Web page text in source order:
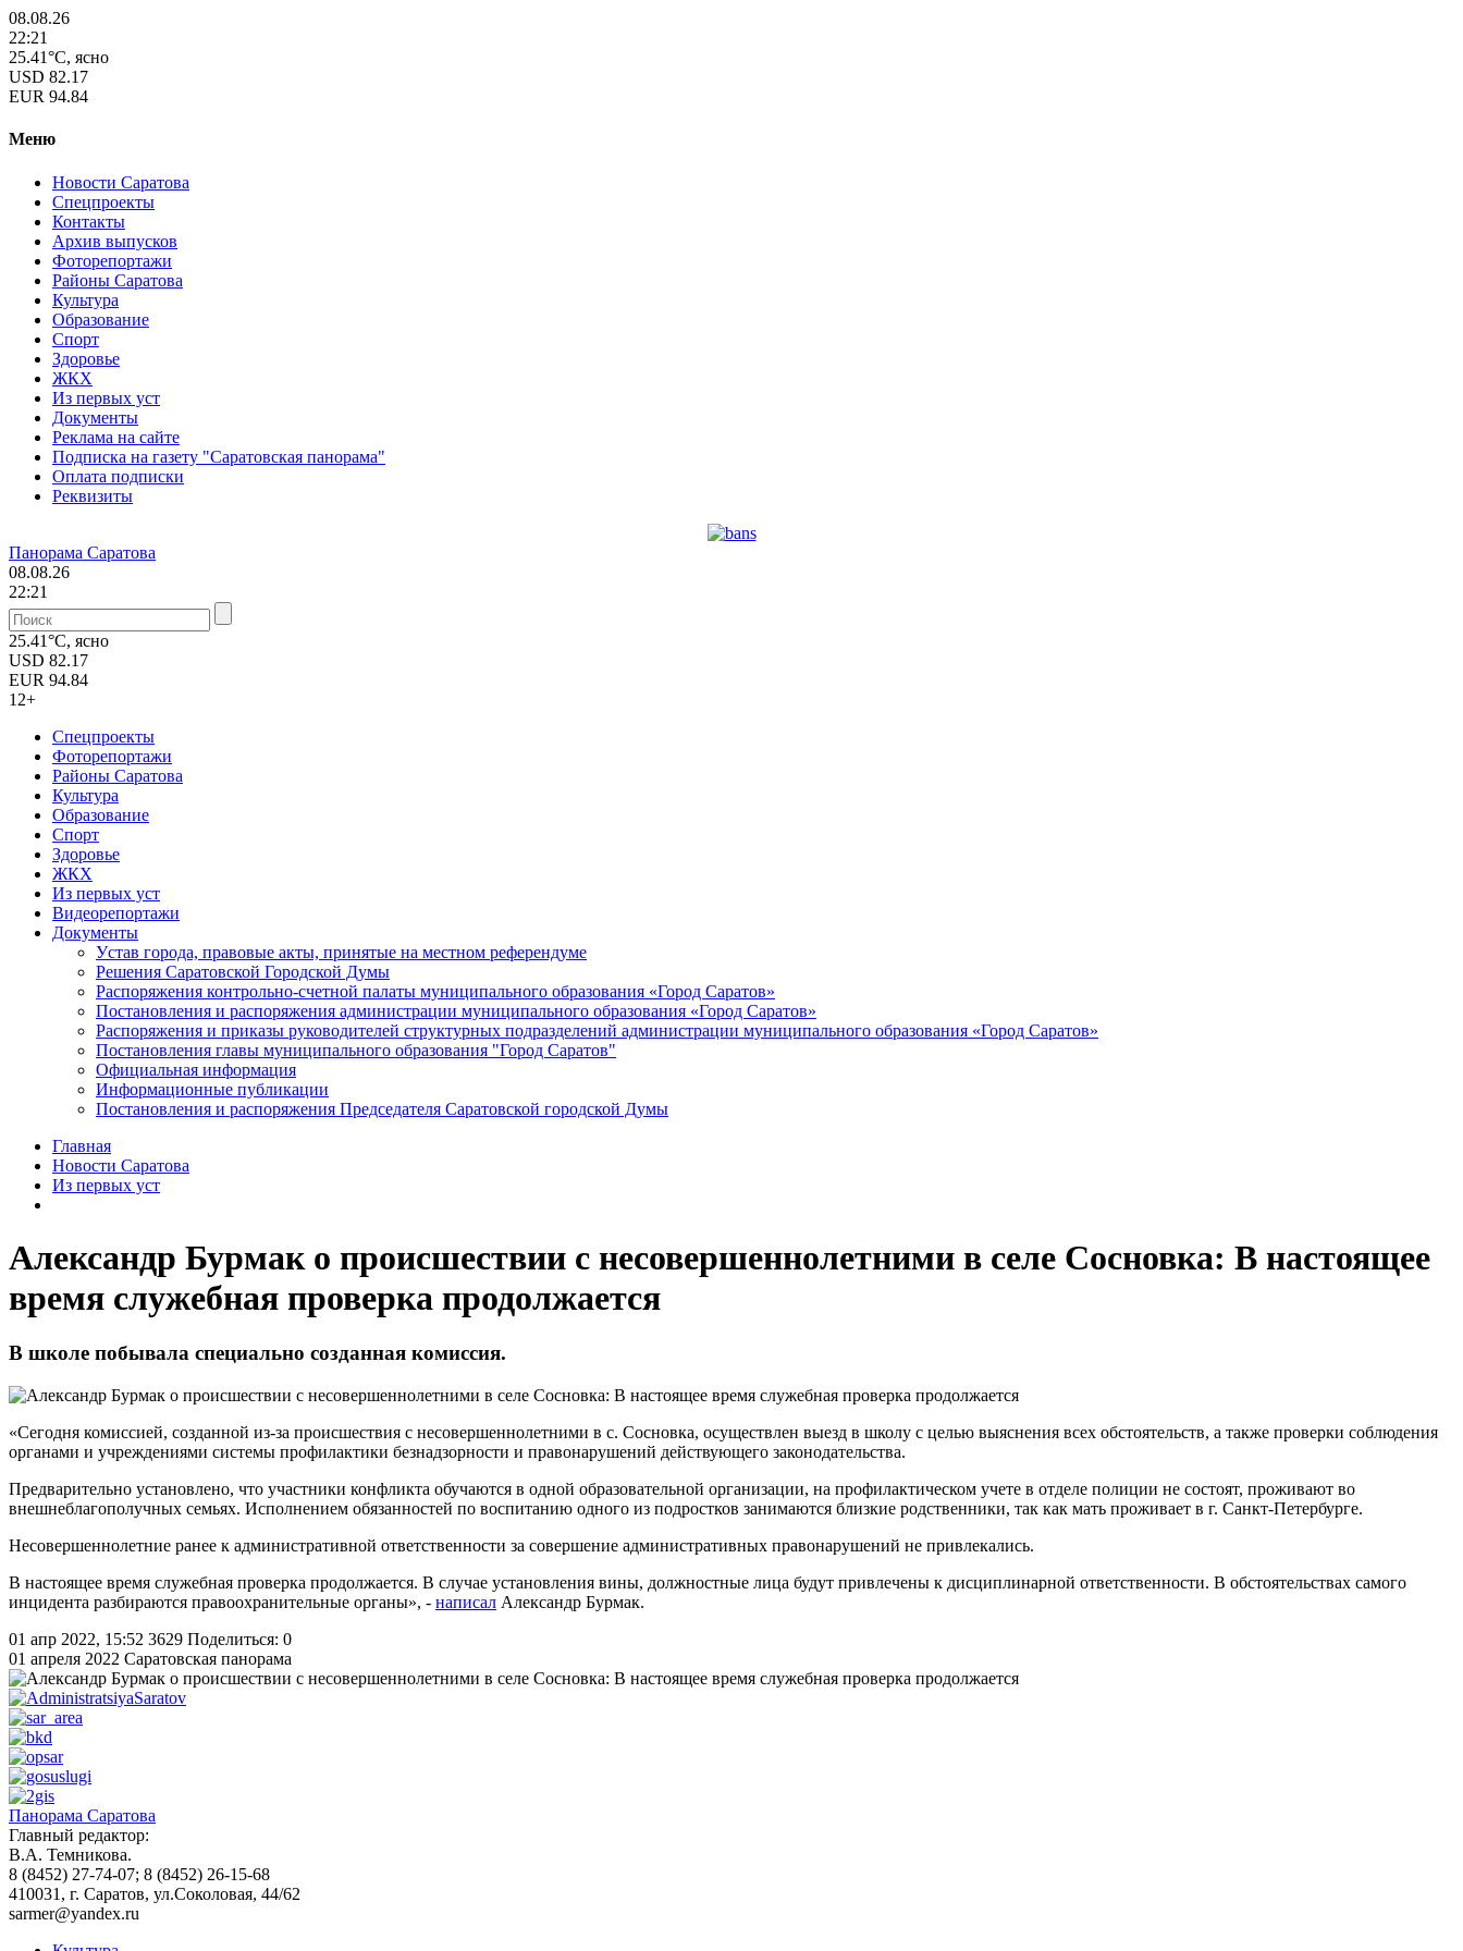
08.08.26
22:21
25.41°C, ясно
USD 82.17
EUR 94.84
Меню
Новости Саратова
Спецпроекты
Контакты
Архив выпусков
Фоторепортажи
Районы Саратова
Культура
Образование
Спорт
Здоровье
ЖКХ
Из пеpвых уст
Документы
Реклама на сайте
Подписка на газету "Саратовская панорама"
Оплата подписки
Реквизиты
Панорама Саратова
08.08.26
22:21
25.41°C, ясно
USD 82.17
EUR 94.84
12+
Спецпроекты
Фоторепортажи
Районы Саратова
Культура
Образование
Спорт
Здоровье
ЖКХ
Из пеpвых уст
Видеорепортажи
Документы
Уcтав города, правовые акты, принятые на местном референдуме
Решения Саратовской Городской Думы
Распоряжения контрольно-счетной палаты муниципального образования «Город Саратов»
Постановления и распоряжения администрации муниципального образования «Город Саратов»
Распоряжения и приказы руководителей структурных подразделений администрации муниципального образования «Город Саратов»
Постановления главы муниципального образования "Город Саратов"
Официальная информация
Информационные публикации
Постановления и распоряжения Председателя Саратовской городской Думы
Главная
Новости Саратова
Из пеpвых уст
Александр Бурмак о происшествии с несовершеннолетними в селе Сосновка: В настоящее
время служебная проверка продолжается
В школе побывала специально созданная комиссия.
«Сегодня комиссией, созданной из-за происшествия с несовершеннолетними в с. Сосновка, осуществлен выезд в школу с целью выяснения всех обстоятельств, а также проверки соблюдения
органами и учреждениями системы профилактики безнадзорности и правонарушений действующего законодательства.
Предварительно установлено, что участники конфликта обучаются в одной образовательной организации, на профилактическом учете в отделе полиции не состоят, проживают во
внешнеблагополучных семьях. Исполнением обязанностей по воспитанию одного из подростков занимаются близкие родственники, так как мать проживает в г. Санкт-Петербурге.
Несовершеннолетние ранее к административной ответственности за совершение административных правонарушений не привлекались.
В настоящее время служебная проверка продолжается. В случае установления вины, должностные лица будут привлечены к дисциплинарной ответственности. В обстоятельствах самого
инцидента разбираются правоохранительные органы», - написал Александр Бурмак.
01 апр 2022, 15:52 3629 Поделиться: 0
01 апреля 2022 Саратовская панорама
Панорама Саратова
Главный редактор:
В.А. Темникова.
8 (8452) 27-74-07; 8 (8452) 26-15-68
410031, г. Саратов, ул.Соколовая, 44/62
sarmer@yandex.ru